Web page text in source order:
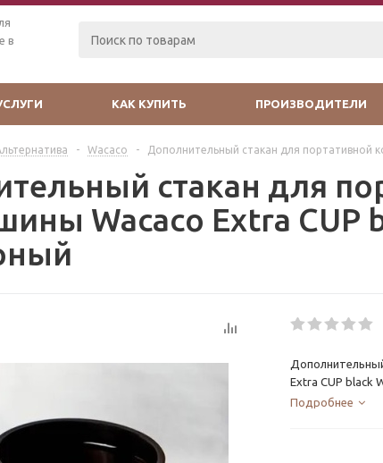
в
КАК КУПИТЬ ПРОИЗВОДИТЕЛИ
- Wacaco - Дополнительный стакан для портативной
стакан для
Wacaco Extra CUP
Extra CUP black
Подробнее